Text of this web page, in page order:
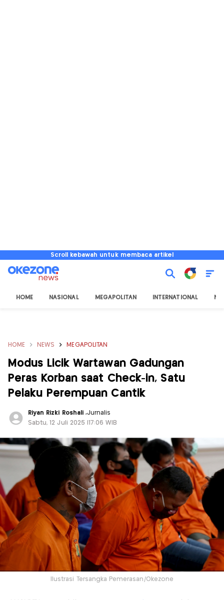
Scroll kebawah untuk membaca artikel
HOME NASIONAL MEGAPOLITAN INTERNATIONAL
HOME NEWS MEGAPOLITAN
Modus Licik Wartawan Gadungan
Peras Korban saat Check-in, Satu
Pelaku Perempuan Cantik
Riyan Rizki Roshali ,Jurnalis
Sabtu, 12 Juli 2025 |17:06 WIB
Ilustrasi Tersangka Pemerasan/Okezone